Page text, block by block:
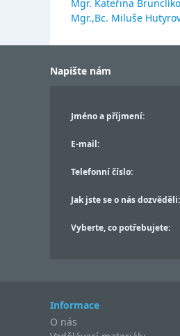
Mgr. Kateřina
Mgr.,Bc. Miluše
Napište nám
Jméno a příjmení:
E-mail:
Telefonní číslo:
Jak jste se o nás dozvěděli:
Vyberte, co potřebujete:
Informace
O nás